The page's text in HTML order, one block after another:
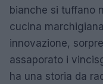
bianche si tuffano
cucina
innovazione,
assaporato i
ha una storia da